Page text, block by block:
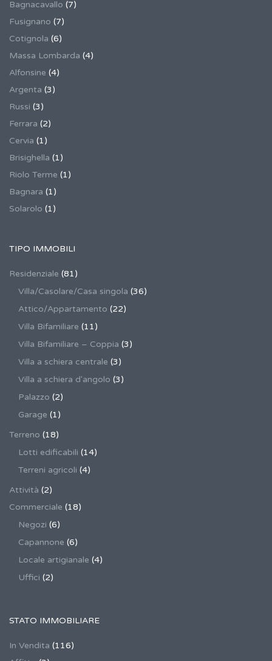
Bagnacavallo (7)
Fusignano (7)
Cotignola (6)
Massa Lombarda (4)
Alfonsine (4)
Argenta (3)
Russi (3)
Ferrara (2)
Cervia (1)
Brisighella (1)
Riolo Terme (1)
Bagnara (1)
Solarolo (1)
TIPO IMMOBILI
Residenziale (81)
Villa/Casolare/Casa singola (36)
Attico/Appartamento (22)
Villa Bifamiliare (11)
Villa Bifamiliare – Coppia (3)
Villa a schiera centrale (3)
Villa a schiera d'angolo (3)
Palazzo (2)
Garage (1)
Terreno (18)
Lotti edificabili (14)
Terreni agricoli (4)
Attività (2)
Commerciale (18)
Negozi (6)
Capannone (6)
Locale artigianale (4)
Uffici (2)
STATO IMMOBILIARE
In Vendita (116)